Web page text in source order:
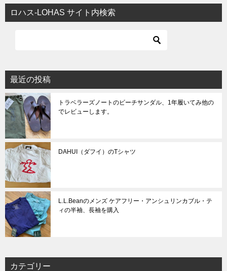
ビ
ゲ
ョ
ン
ロハス-LOHAS サイト内検索
最近の投稿
トラベラーズノートのビーチサンダル、1年履いてみ他の
でレビューします。
DAHUI（ダフイ）のTシャツ
L.L.Beanのメンズ ケアフリー・アンシュリンカブル・テ
ィの半袖、長袖を購入
カテゴリー